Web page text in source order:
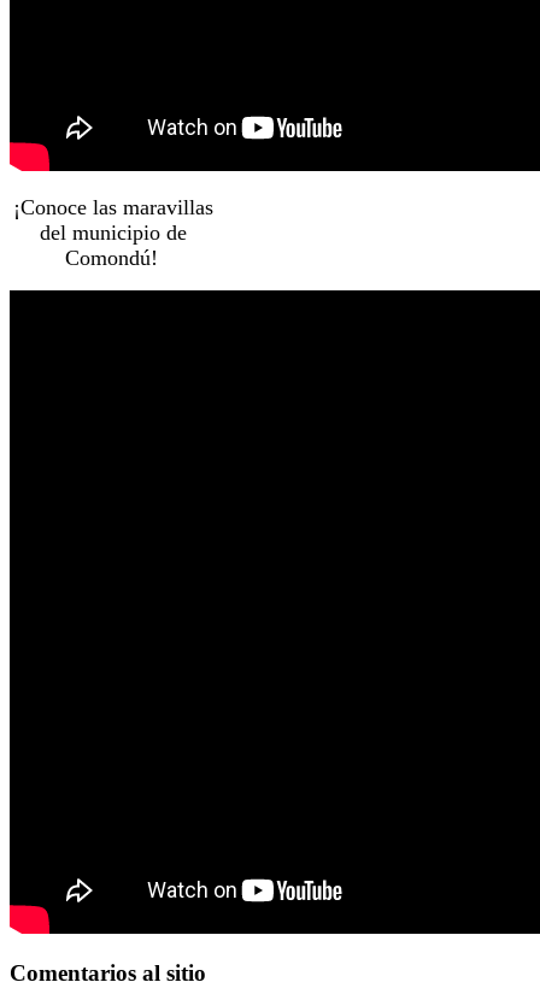
¡Conoce las maravillas
del municipio de
Comondú!
Comentarios al sitio